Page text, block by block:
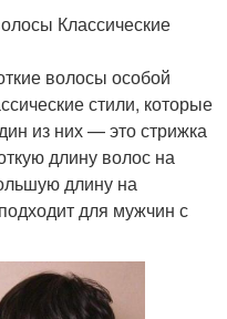
Классические
волосы особой
стили, которые
из них — это стрижка
длину волос на
длину на
для мужчин с